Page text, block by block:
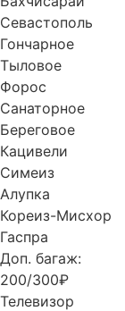
Севастополь
Гончарное
Тыловое
Форос
Санаторное
Береговое
Кацивели
Симеиз
Алупка
Кореиз-Мисхор
Гаспра
Доп. багаж:
200/300₽
Телевизор